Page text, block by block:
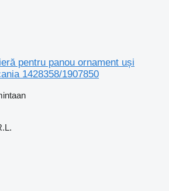
pentru panou ornament uși
1428358/1907850